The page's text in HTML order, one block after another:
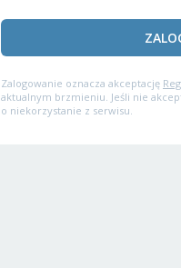
Zalogowanie oznacza akceptację
aktualnym brzmieniu. Jeśli nie
o niekorzystanie z serwisu.